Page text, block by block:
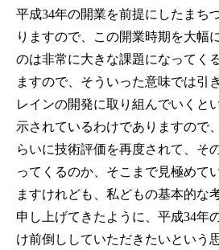
平成34年の開業を前提にしたまち
りますので、この開業時期を大幅
のは非常に大きな課題になってく
ますので、そういった意味では引
レインの開発に取り組んでいくと
示されているわけでありますので
らいに技術評価を再度されて、そ
ってくるのか、そこまで見極めて
ますけれども、私どもの基本的な
申し上げてきたように、平成34年
け前倒ししていただきたいという